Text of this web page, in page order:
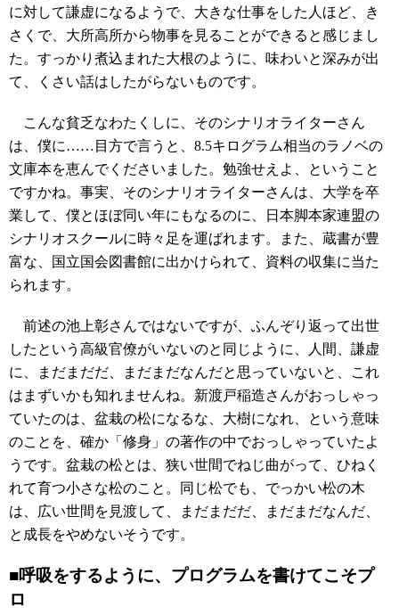
に対して謙虚になるようで、大きな仕事をした人ほど、き
さくで、大所高所から物事を見ることができると感じまし
た。すっかり煮込まれた大根のように、味わいと深みが出
て、くさい話はしたがらないものです。
こんな貧乏なわたくしに、そのシナリオライターさん
は、僕に……目方で言うと、8.5キログラム相当のラノベの
文庫本を恵んでくださいました。勉強せえよ、ということ
ですかね。事実、そのシナリオライターさんは、大学を卒
業して、僕とほぼ同い年にもなるのに、日本脚本家連盟の
シナリオスクールに時々足を運ばれます。また、蔵書が豊
富な、国立国会図書館に出かけられて、資料の収集に当た
られます。
前述の池上彰さんではないですが、ふんぞり返って出世
したという高級官僚がいないのと同じように、人間、謙虚
に、まだまだだ、まだまだなんだと思っていないと、これ
はまずいかも知れませんね。新渡戸稲造さんがおっしゃっ
ていたのは、盆栽の松になるな、大樹になれ、という意味
のことを、確か「修身」の著作の中でおっしゃっていたよ
うです。盆栽の松とは、狭い世間でねじ曲がって、ひねく
れて育つ小さな松のこと。同じ松でも、でっかい松の木
は、広い世間を見渡して、まだまだだ、まだまだなんだ、
と成長をやめないそうです。
■呼吸をするように、プログラムを書けてこそプ
ロ